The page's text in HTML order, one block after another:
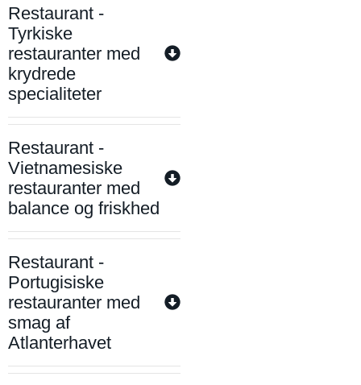
Restaurant -
Tyrkiske
restauranter med
krydrede
specialiteter
Restaurant -
Vietnamesiske
restauranter med
balance og friskhed
Restaurant -
Portugisiske
restauranter med
smag af
Atlanterhavet